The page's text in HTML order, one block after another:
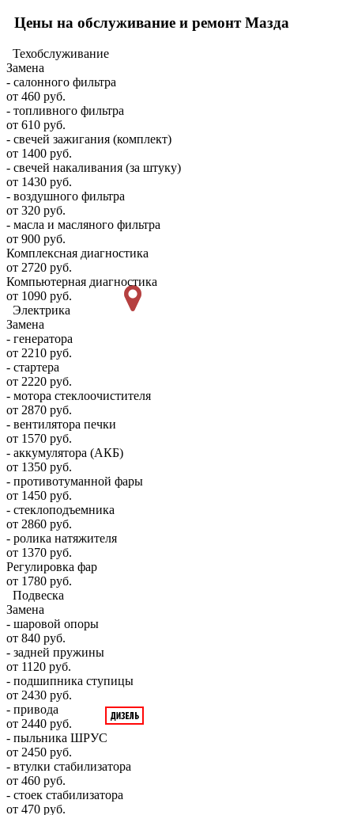
Цены на обслуживание и ремонт Мазда
Техобслуживание
Замена
- салонного фильтра
от 460 руб.
- топливного фильтра
от 610 руб.
- свечей зажигания (комплект)
от 1400 руб.
- свечей накаливания (за штуку)
от 1430 руб.
- воздушного фильтра
от 320 руб.
- масла и масляного фильтра
от 900 руб.
Комплексная диагностика
от 2720 руб.
Компьютерная диагностика
от 1090 руб.
Электрика
Замена
- генератора
от 2210 руб.
- стартера
от 2220 руб.
- мотора стеклоочистителя
от 2870 руб.
- вентилятора печки
от 1570 руб.
- аккумулятора (АКБ)
от 1350 руб.
- противотуманной фары
от 1450 руб.
- стеклоподъемника
от 2860 руб.
- ролика натяжителя
от 1370 руб.
Регулировка фар
от 1780 руб.
Подвеска
Замена
- шаровой опоры
от 840 руб.
- задней пружины
от 1120 руб.
- подшипника ступицы
от 2430 руб.
- привода
от 2440 руб.
- пыльника ШРУС
от 2450 руб.
- втулки стабилизатора
от 460 руб.
- стоек стабилизатора
от 470 руб.